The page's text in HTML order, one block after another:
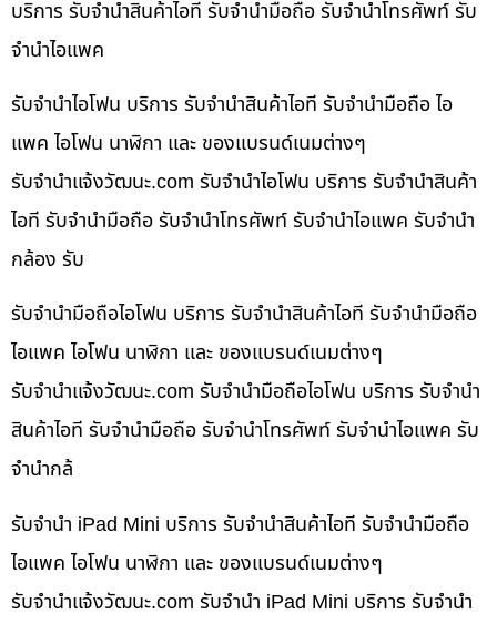
บริการ รับจำนำสินค้าไอที รับจำนำมือถือ รับจำนำโทรศัพท์ รับ
จำนำไอแพค
รับจำนำไอโฟน บริการ รับจำนำสินค้าไอที รับจำนำมือถือ ไอ
แพค ไอโฟน นาฬิกา และ ของแบรนด์เนมต่างๆ
รับจํานําแจ้งวัฒนะ.com รับจำนำไอโฟน บริการ รับจำนำสินค้า
ไอที รับจำนำมือถือ รับจำนำโทรศัพท์ รับจำนำไอแพค รับจำนำ
กล้อง รับ
รับจำนำมือถือไอโฟน บริการ รับจำนำสินค้าไอที รับจำนำมือถือ
ไอแพค ไอโฟน นาฬิกา และ ของแบรนด์เนมต่างๆ
รับจํานําแจ้งวัฒนะ.com รับจำนำมือถือไอโฟน บริการ รับจำนำ
สินค้าไอที รับจำนำมือถือ รับจำนำโทรศัพท์ รับจำนำไอแพค รับ
จำนำกล้
รับจำนำ iPad Mini บริการ รับจำนำสินค้าไอที รับจำนำมือถือ
ไอแพค ไอโฟน นาฬิกา และ ของแบรนด์เนมต่างๆ
รับจํานําแจ้งวัฒนะ.com รับจำนำ iPad Mini บริการ รับจำนำ